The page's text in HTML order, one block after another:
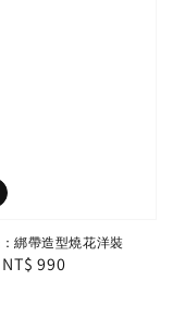
綁帶造型燒花洋裝
Sale
NT$ 990